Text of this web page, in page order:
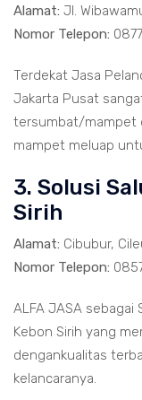
Alamat: Jl.
Nomor Telepon:
Terdekat Jasa
Jakarta Pusat
tersumbat/mampet
mampet meluap
3. Solusi
Sirih
Alamat: Cibubur,
Nomor Telepon:
ALFA JASA sebagai
Kebon Sirih yang
dengankualitas
kelancaranya.